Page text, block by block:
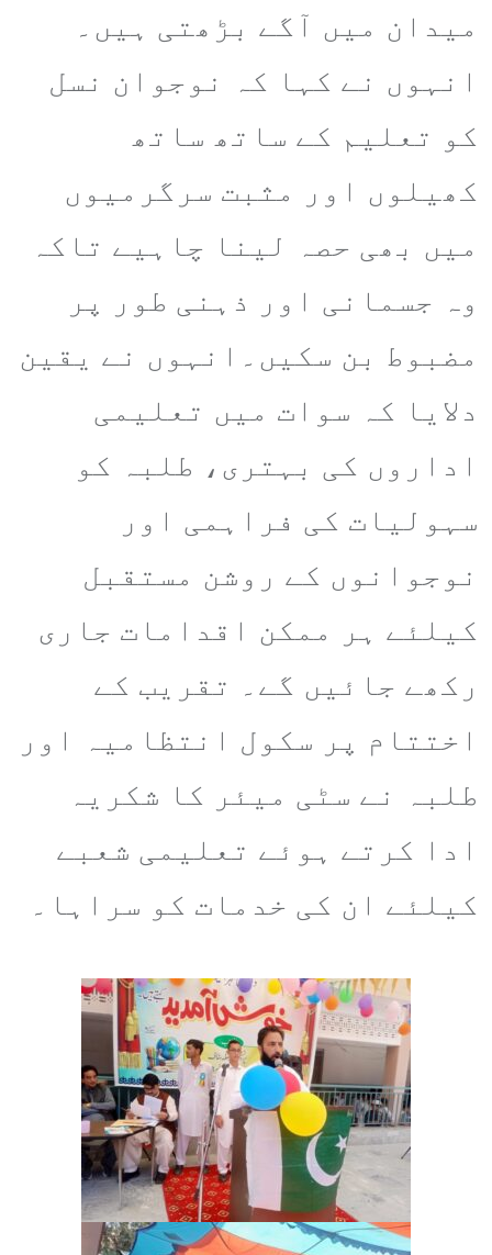
میدان میں آگے بڑھتی ہیں۔
انہوں نے کہا کہ نوجوان نسل
کو تعلیم کے ساتھ ساتھ
کھیلوں اور مثبت سرگرمیوں
میں بھی حصہ لینا چاہیے تاکہ
وہ جسمانی اور ذہنی طور پر
مضبوط بن سکیں۔انہوں نے یقین
دلایا کہ سوات میں تعلیمی
اداروں کی بہتری، طلبہ کو
سہولیات کی فراہمی اور
نوجوانوں کے روشن مستقبل
کیلئے ہر ممکن اقدامات جاری
رکھے جائیں گے۔ تقریب کے
اختتام پر سکول انتظامیہ اور
طلبہ نے سٹی میئر کا شکریہ
ادا کرتے ہوئے تعلیمی شعبے
کیلئے ان کی خدمات کو سراہا۔